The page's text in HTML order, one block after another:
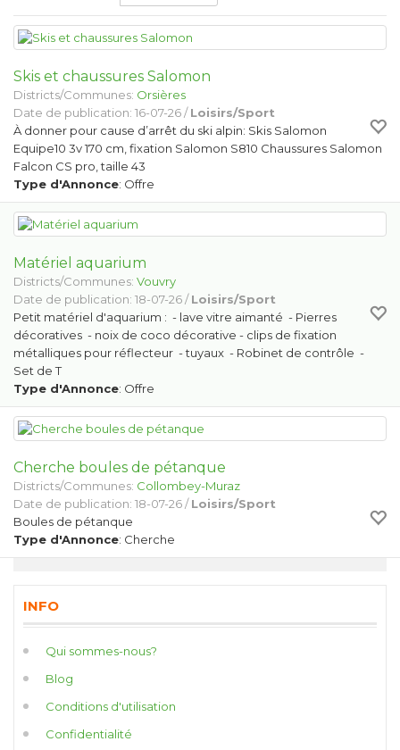
Skis et chaussures Salomon
Districts/Communes: Orsières
Date de publication: 16-07-26 /Loisirs/Sport
À donner pour cause d’arrêt du ski alpin: Skis Salomon
Equipe10 3v 170 cm, fixation Salomon S810 Chaussures Salomon
Falcon CS pro, taille 43
Type d'Annonce: Offre
Matériel aquarium
Districts/Communes: Vouvry
Date de publication: 18-07-26 /Loisirs/Sport
Petit matériel d'aquarium : - lave vitre aimanté - Pierres
décoratives - noix de coco décorative - clips de fixation
métalliques pour réflecteur - tuyaux - Robinet de contrôle -
Set de T
Type d'Annonce: Offre
Cherche boules de pétanque
Districts/Communes: Collombey-Muraz
Date de publication: 18-07-26 /Loisirs/Sport
Boules de pétanque
Type d'Annonce: Cherche
INFO
Qui sommes-nous?
Blog
Conditions d'utilisation
Confidentialité